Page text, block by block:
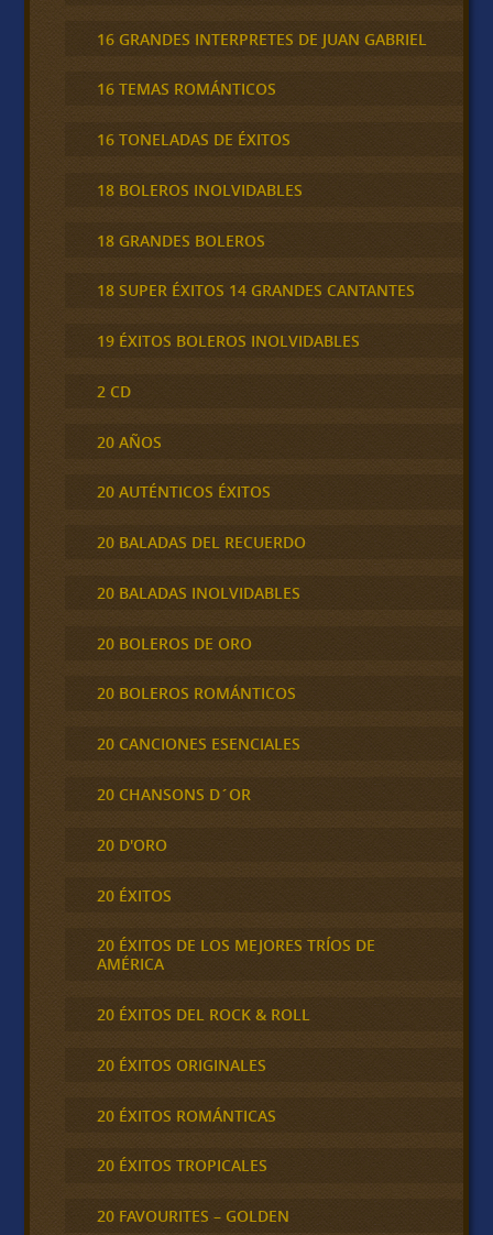
16 GRANDES INTERPRETES DE JUAN GABRIEL
16 TEMAS ROMÁNTICOS
16 TONELADAS DE ÉXITOS
18 BOLEROS INOLVIDABLES
18 GRANDES BOLEROS
18 SUPER ÉXITOS 14 GRANDES CANTANTES
19 ÉXITOS BOLEROS INOLVIDABLES
2 CD
20 AÑOS
20 AUTÉNTICOS ÉXITOS
20 BALADAS DEL RECUERDO
20 BALADAS INOLVIDABLES
20 BOLEROS DE ORO
20 BOLEROS ROMÁNTICOS
20 CANCIONES ESENCIALES
20 CHANSONS D´OR
20 D'ORO
20 ÉXITOS
20 ÉXITOS DE LOS MEJORES TRÍOS DE
AMÉRICA
20 ÉXITOS DEL ROCK & ROLL
20 ÉXITOS ORIGINALES
20 ÉXITOS ROMÁNTICAS
20 ÉXITOS TROPICALES
20 FAVOURITES – GOLDEN